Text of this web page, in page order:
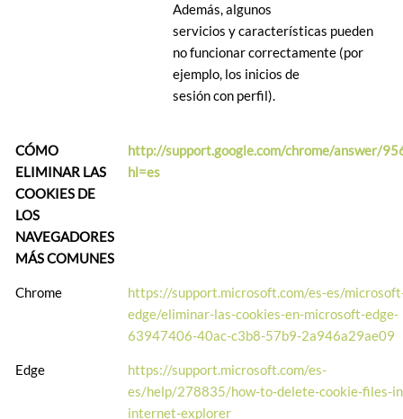
Además, algunos
servicios y características pueden
no funcionar correctamente (por
ejemplo, los inicios de
sesión con perfil).
CÓMO
ELIMINAR LAS
COOKIES DE
LOS
NAVEGADORES
MÁS COMUNES
http://support.google.com/chrome/answer/
hl=es
Chrome
https://support.microsoft.com/es-es/
edge/eliminar-las-cookies-en-microsoft-edge-
63947406-40ac-c3b8-57b9-2a946a29ae09
Edge
https://support.microsoft.com/es-
es/help/278835/how-to-delete-cookie-files-
internet-explorer